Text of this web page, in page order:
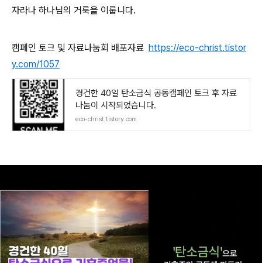
자라나 하나님의 거룩을 이룹니다.
캠페인 토크 및 자료나눔회 배포자료 https://eco-christ.tistor
y.com/1057
경건한 40일 탄소금식 공동캠페인 토크 후 자료
나눔이 시작되었습니다.
eco-christ.tistory.com